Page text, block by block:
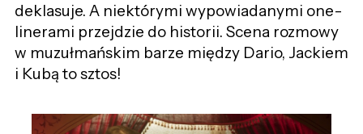
deklasuje. A niektórymi wypowiadanymi one-
linerami przejdzie do historii. Scena rozmowy
w muzułmańskim barze między Dario, Jackiem
i Kubą to sztos!